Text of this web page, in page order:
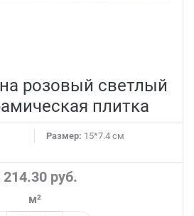
розовый светлый
плитка
Размер: 15*7.4 см
214.30 руб.
м²